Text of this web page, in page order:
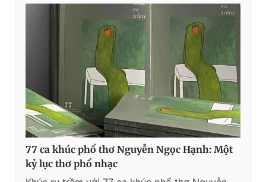
77 ca khúc phổ thơ Nguyễn Ngọc Hạnh: Một
kỷ lục thơ phổ nhạc